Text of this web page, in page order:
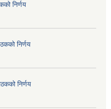
निर्णय
निर्णय
निर्णय